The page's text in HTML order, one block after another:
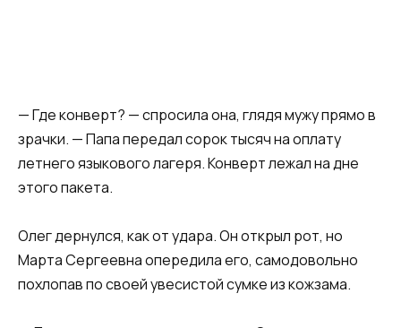
— Где конверт? — спросила она, глядя мужу прямо в
зрачки. — Папа передал сорок тысяч на оплату
летнего языкового лагеря. Конверт лежал на дне
этого пакета.
Олег дернулся, как от удара. Он открыл рот, но
Марта Сергеевна опередила его, самодовольно
похлопав по своей увесистой сумке из кожзама.